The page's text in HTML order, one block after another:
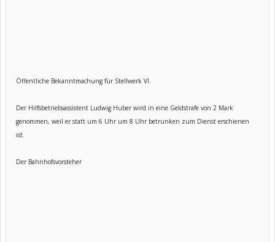
Öffentliche Bekanntmachung für Stellwerk VI.
Der Hilfsbetriebsassistent Ludwig Huber wird in eine Geldstrafe von 2 Mark
genommen, weil er statt um 6 Uhr um 8 Uhr betrunken zum Dienst erschienen
ist.
Der Bahnhofsvorsteher